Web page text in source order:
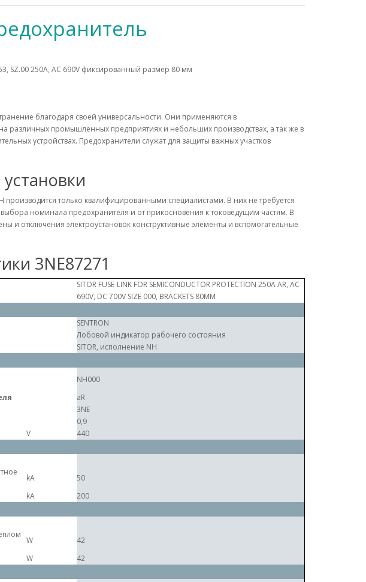
SZ.00 250A, AC 690V фиксированный размер 80 мм
благодаря своей универсальности. Они применяются в
различных промышленных предприятиях и небольших производствах, а так же в
устройствах. Предохранители служат для защиты важных участков
производится только квалифицированными специалистами. В них не требуется
номинала предохранителя и от прикосновения к токоведущим частям. В
и отключения электроустановок конструктивные элементы и вспомогательные
3NE87271
SITOR FUSE-LINK FOR SEMICONDUCTOR PROTECTION 250A AR, AC
690V, DC 700V SIZE 000, BRACKETS 80MM
SENTRON
Лобовой индикатор рабочего состояния
SITOR, исполнение NH
NH000
aR
3NE
0,9
V
440
kA
50
kA
200
W
42
W
42